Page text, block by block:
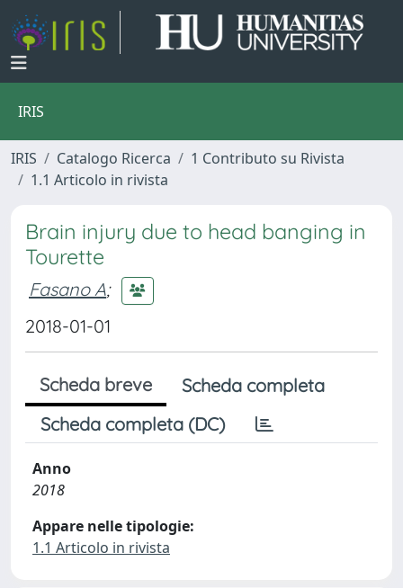
IRIS
IRIS Catalogo Ricerca
1 Contributo su Rivista
1.1 Articolo in rivista
Brain injury due to head banging in
Tourette
Fasano A;
2018-01-01
Scheda breve
Scheda completa
Scheda completa (DC)
Anno
2018
Appare nelle tipologie:
1.1 Articolo in rivista